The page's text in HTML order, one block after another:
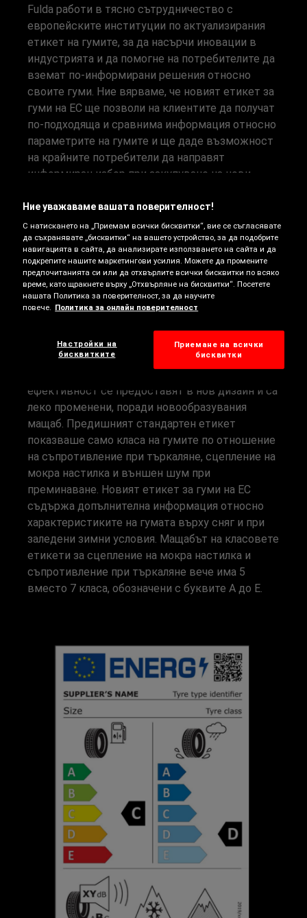
Fulda работи в тясно сътрудничество с
европейските институции по актуализирания
етикет на гумите, за да насърчи иновации в
индустрията и да помогне на потребителите да
вземат по-информирани решения относно
своите гуми. Ние вярваме, че новият етикет за
гуми на ЕС ще позволи на клиентите да получат
по-подходяща и сравнима информация относно
параметрите на гумите и ще даде възможност
на крайните потребители да направят
информиран избор при закупуване на нови
предоставя по-подробна информация онлайн –
което улеснява потребителите и
професионалистите да направят правилния
избор. В този раздел сме Ви приготвили по-
подробно разяснение на етикета за гуми.
ЕС: ОБЩ ПРЕГЛЕД
ефективност се предоставят в нов дизайн и са
леко променени, поради новообразувания
мащаб. Предишният стандартен етикет
показваше само класа на гумите по отношение
на съпротивление при търкаляне, сцепление на
мокра настилка и външен шум при
преминаване. Новият етикет за гуми на ЕС
съдържа допълнителна информация относно
характеристиките на гумата върху сняг и при
заледени зимни условия. Мащабът на класовете
етикети за сцепление на мокра настилка и
съпротивление при търкаляне вече има 5
вместо 7 класа, обозначени с буквите A до E.
Ние уважаваме вашата поверителност!
С натискането на „Приемам всички бисквитки“, вие се съгласявате
да съхранявате „бисквитки“ на вашето устройство, за да подобрите
навигацията в сайта, да анализирате използването на сайта и да
подкрепите нашите маркетингови усилия. Можете да промените
предпочитанията си или да отхвърлите всички бисквитки по всяко
време, като щракнете върху „Отхвърляне на бисквитки“. Посетете
нашата Политика за поверителност, за да научите
повече.
Политика за онлайн поверителност
Настройки на
бисквитките
Приемане на всички
бисквитки